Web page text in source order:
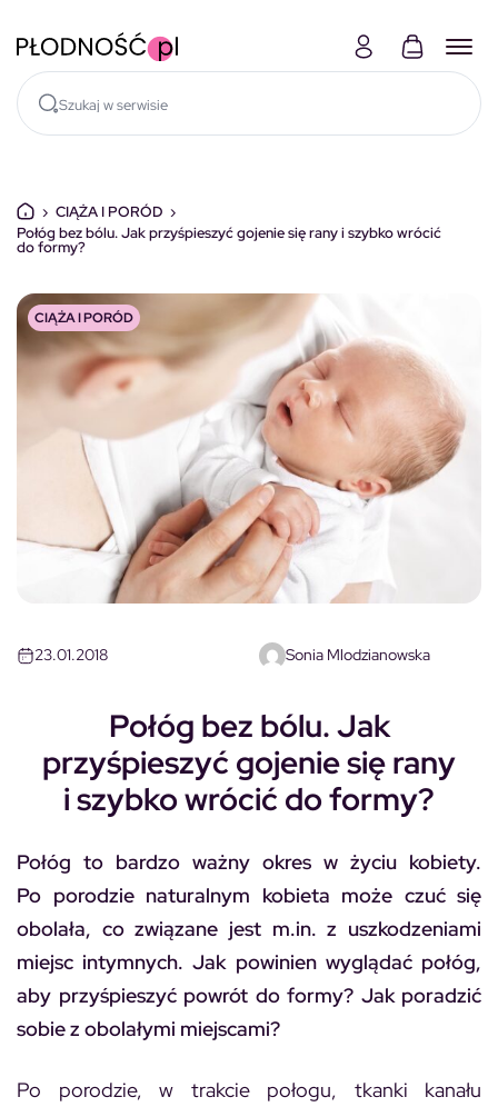
› CIĄŻA I PORÓD ›
Połóg bez bólu. Jak przyśpieszyć gojenie się rany i szybko wrócić
do formy?
CIĄŻA I PORÓD
23.01.2018 Sonia Mlodzianowska
Połóg bez bólu. Jak
przyśpieszyć gojenie się rany
i szybko wrócić do formy?
Połóg to bardzo ważny okres w życiu kobiety.
Po porodzie naturalnym kobieta może czuć się
obolała, co związane jest m.in. z uszkodzeniami
miejsc intymnych. Jak powinien wyglądać połóg,
aby przyśpieszyć powrót do formy? Jak poradzić
sobie z obolałymi miejscami?
Po porodzie, w trakcie połogu, tkanki kanału